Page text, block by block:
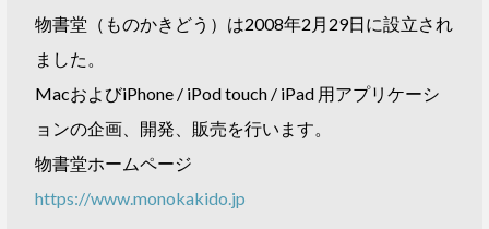
物書堂（ものかきどう）は2008年2月29日に設立され
ました。
MacおよびiPhone / iPod touch / iPad 用アプリケーシ
ョンの企画、開発、販売を行います。
物書堂ホームページ
https://www.monokakido.jp